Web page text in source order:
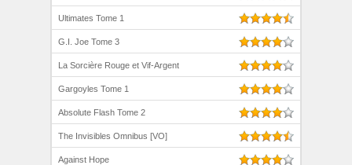
Ultimates Tome 1
G.I. Joe Tome 3
La Sorcière Rouge et Vif-Argent
Gargoyles Tome 1
Absolute Flash Tome 2
The Invisibles Omnibus [VO]
Against Hope